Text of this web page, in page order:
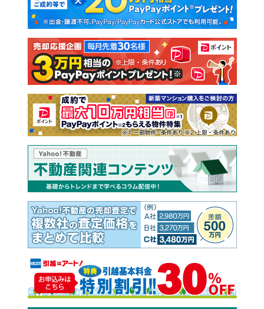
新築一戸建て 中古一戸建て
注文住宅 土地
売却査定